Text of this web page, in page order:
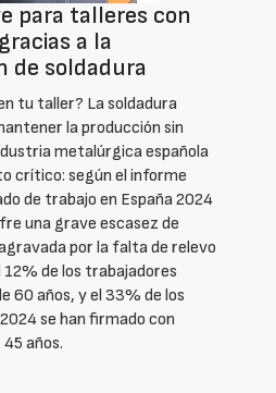
para talleres con
a la
de soldadura
tu taller? La soldadura
la producción sin
metalúrgica española
crítico: según el informe
de trabajo en España 2024
una grave escasez de
por la falta de relevo
de los trabajadores
60 años, y el 33% de los
se han firmado con
años.